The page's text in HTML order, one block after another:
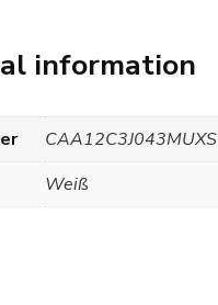
information
CAA12C3J043MUXS
Weiß